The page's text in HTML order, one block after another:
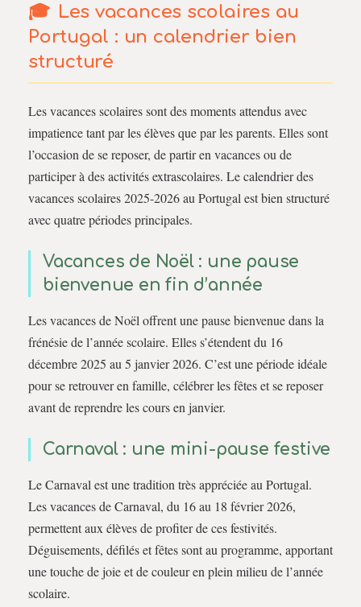
Les vacances scolaires au
Portugal : un calendrier bien
structuré
Les vacances scolaires sont des moments attendus avec
impatience tant par les élèves que par les parents. Elles sont
l’occasion de se reposer, de partir en vacances ou de
participer à des activités extrascolaires. Le calendrier des
vacances scolaires 2025-2026 au Portugal est bien structuré
avec quatre périodes principales.
Vacances de Noël : une pause
bienvenue en fin d’année
Les vacances de Noël offrent une pause bienvenue dans la
frénésie de l’année scolaire. Elles s’étendent du 16
décembre 2025 au 5 janvier 2026. C’est une période idéale
pour se retrouver en famille, célébrer les fêtes et se reposer
avant de reprendre les cours en janvier.
Carnaval : une mini-pause festive
Le Carnaval est une tradition très appréciée au Portugal.
Les vacances de Carnaval, du 16 au 18 février 2026,
permettent aux élèves de profiter de ces festivités.
Déguisements, défilés et fêtes sont au programme, apportant
une touche de joie et de couleur en plein milieu de l’année
scolaire.